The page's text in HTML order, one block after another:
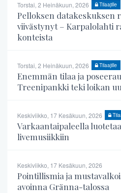
Torstai, 2 Heinäkuun, 2026 Tilaajille
Pelloksen datakeskuksen
viivästynyt – Karpalolahti
konteista
Torstai, 2 Heinäkuun, 2026 Tilaajille
Enemmän tilaa ja
Treenipankki teki loikan
Keskiviikko, 17 Kesäkuun, 2026
Varkaantaipaleella
livemusiikkiin
Keskiviikko, 17 Kesäkuun, 2026
Pointillismia ja
avoinna Gränna-talossa